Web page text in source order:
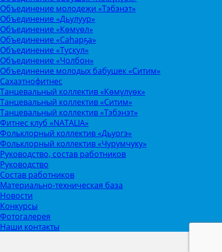
Объединение молодежи «Тэбэнэт»
Объединение «Дьулуур»
Объединение «Көмүөл»
Объединение «Саhарҕа»
Объединение «Тускул»
Объединение «Чолбон»
Объединение молодых бабушек «Ситим»
Сахаэтнофитнес
Танцевальный коллектив «Көмүлүөк»
Танцевальный коллектив «Ситим»
Танцевальный коллектив «Тэбэнэт»
Фитнес клуб «NATALIA»
Фольклорный коллектив «Дьуогэ»
Фольклорный коллектив «Чурумчуку»
Руководство, состав работников
Руководство
Состав работников
Материально-техническая база
Новости
Конкурсы
Фотогалерея
Наши контакты